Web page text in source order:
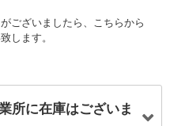
ございましたら、こちらから
します。
所に在庫はございま